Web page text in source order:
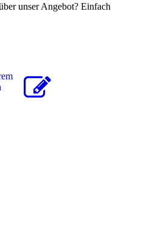
unser Angebot? Einfach